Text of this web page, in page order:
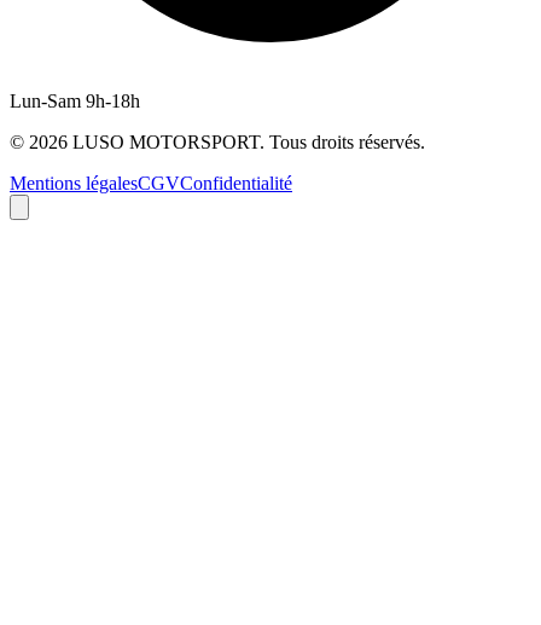
Lun-Sam 9h-18h
© 2026 LUSO MOTORSPORT. Tous droits réservés.
Mentions légalesCGVConfidentialité